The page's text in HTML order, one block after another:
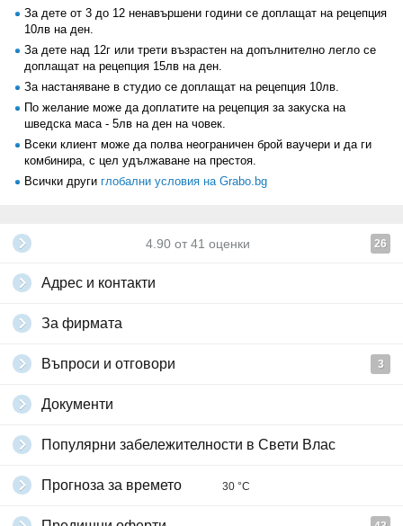
За дете от 3 до 12 ненавършени години се доплащат на рецепция
10лв на ден.
За дете над 12г или трети възрастен на допълнително легло се
доплащат на рецепция 15лв на ден.
За настаняване в студио се доплащат на рецепция 10лв.
По желание може да доплатите на рецепция за закуска на
шведска маса - 5лв на ден на човек.
Всеки клиент може да полва неограничен брой ваучери и да ги
комбинира, с цел удължаване на престоя.
Всички други глобални условия на Grabo.bg
4.90 от 41 оценки 26
Адрес и контакти
За фирмата
Въпроси и отговори 3
Документи
Популярни забележителности в Свети Влас
Прогноза за времето 30 °C